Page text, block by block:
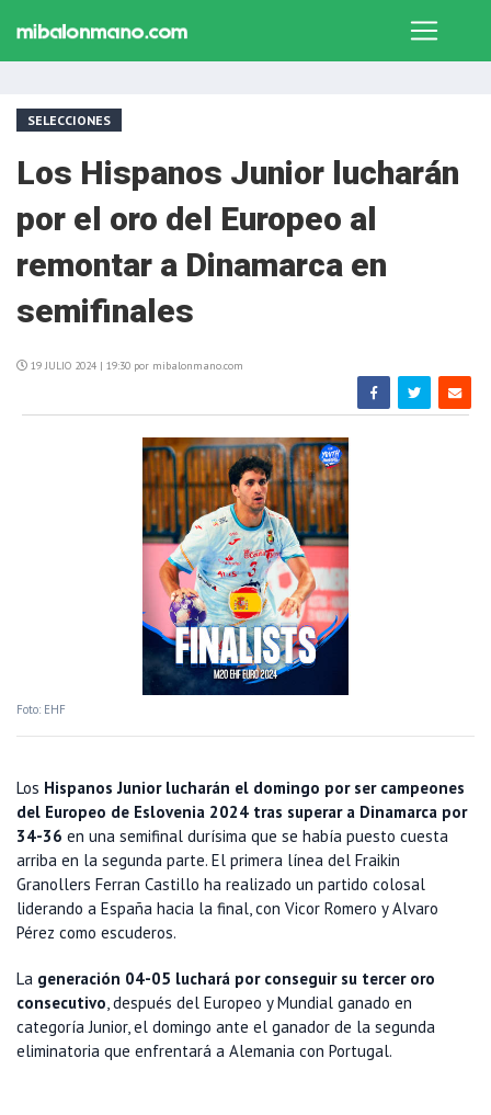
SELECCIONES
Los Hispanos Junior lucharán
por el oro del Europeo al
remontar a Dinamarca en
semifinales
19 JULIO 2024 | 19:30 por mibalonmano.com
Foto: EHF
Los Hispanos Junior lucharán el domingo por ser campeones
del Europeo de Eslovenia 2024 tras superar a Dinamarca por
34-36 en una semifinal durísima que se había puesto cuesta
arriba en la segunda parte. El primera línea del Fraikin
Granollers Ferran Castillo ha realizado un partido colosal
liderando a España hacia la final, con Vicor Romero y Alvaro
Pérez como escuderos.
La generación 04-05 luchará por conseguir su tercer oro
consecutivo, después del Europeo y Mundial ganado en
categoría Junior, el domingo ante el ganador de la segunda
eliminatoria que enfrentará a Alemania con Portugal.